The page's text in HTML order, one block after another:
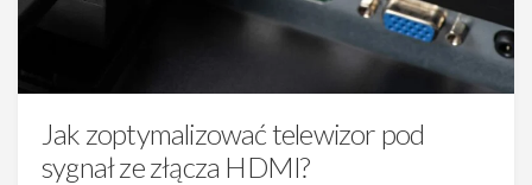
Jak zoptymalizować telewizor pod
sygnał ze złącza HDMI?